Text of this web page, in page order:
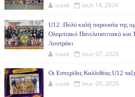
isaak Ιουλ 14, 2026
U12 :Πολύ καλή παρουσία της
Ολυμπιακό Πανελευσινιακό και
Λουτράκι
isaak Ιουν 07, 2026
Οι Εσπερίδες Καλλιθέας U12
isaak Ιουν 05, 2026